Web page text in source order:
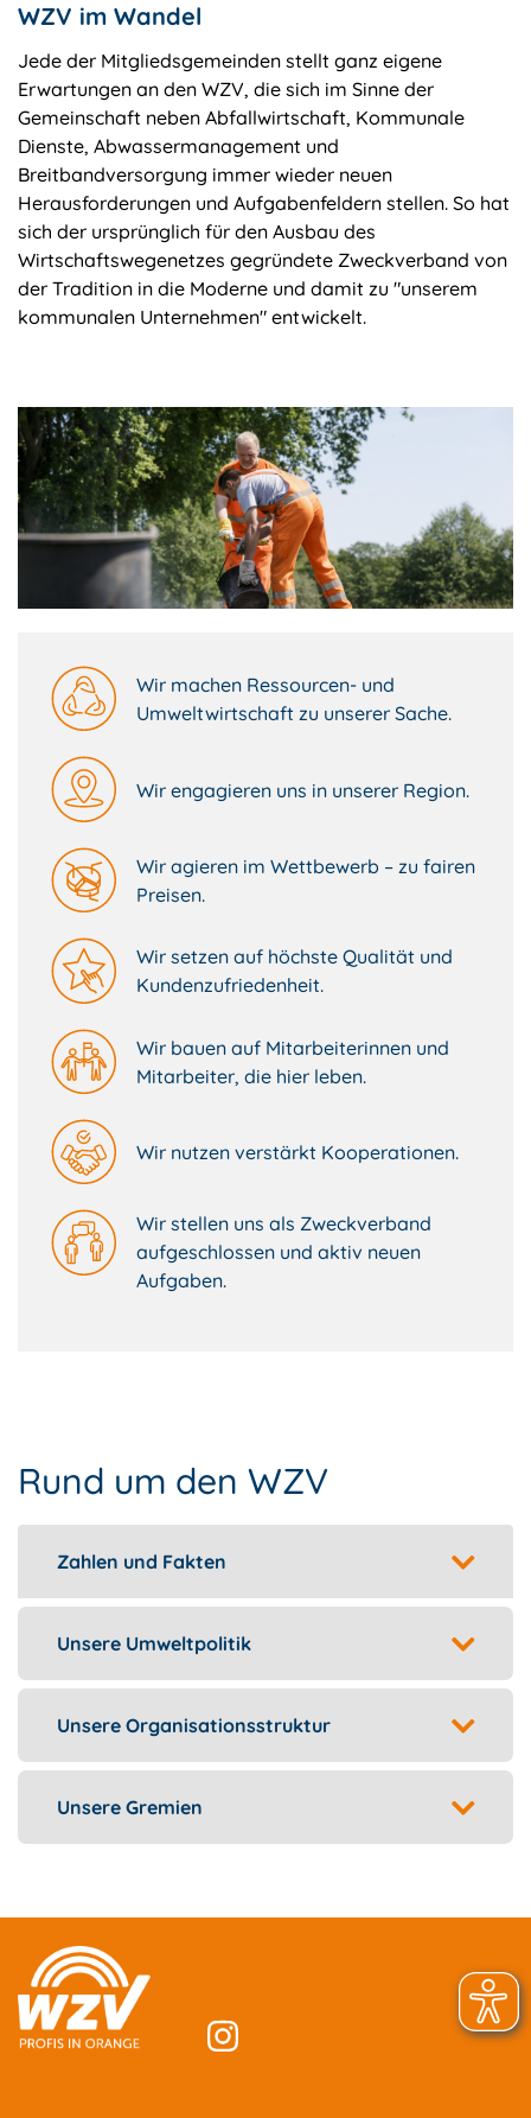
WZV im Wandel
Jede der Mitgliedsgemeinden stellt ganz eigene
Erwartungen an den WZV, die sich im Sinne der
Gemeinschaft neben Abfallwirtschaft, Kommunale
Dienste, Abwassermanagement und
Breitbandversorgung immer wieder neuen
Herausforderungen und Aufgabenfeldern stellen. So hat
sich der ursprünglich für den Ausbau des
Wirtschaftswegenetzes gegründete Zweckverband von
der Tradition in die Moderne und damit zu "unserem
kommunalen Unternehmen" entwickelt.
Wir machen Ressourcen- und
Umweltwirtschaft zu unserer Sache.
Wir engagieren uns in unserer Region.
Wir agieren im Wettbewerb – zu fairen
Preisen.
Wir setzen auf höchste Qualität und
Kundenzufriedenheit.
Wir bauen auf Mitarbeiterinnen und
Mitarbeiter, die hier leben.
Wir nutzen verstärkt Kooperationen.
Wir stellen uns als Zweckverband
aufgeschlossen und aktiv neuen
Aufgaben.
Rund um den WZV
Zahlen und Fakten
Unsere Umweltpolitik
Unsere Organisationsstruktur
Unsere Gremien